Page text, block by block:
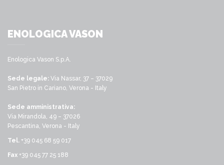
ENOLOGICA VASON
Enologica Vason S.p.A.
Sede legale: Via Nassar, 37 – 37029
San Pietro in Cariano, Verona - Italy
Sede amministrativa:
Via Mirandola, 49 – 37026
Pescantina, Verona - Italy
Tel. +39 045 68 59 017
Fax +39 045 77 25 188